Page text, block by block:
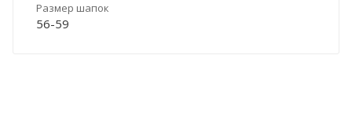
Размер шапок
56-59